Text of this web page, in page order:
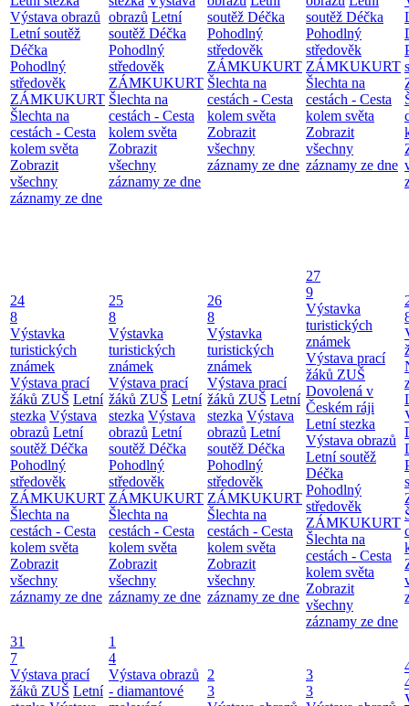
Výstava obrazů
Letní soutěž
Déčka
Pohodlný
středověk
ZÁMKUKURT
Šlechta na
cestách - Cesta
kolem světa
Zobrazit
všechny
záznamy ze dne
obrazů Letní
soutěž Déčka
Pohodlný
středověk
ZÁMKUKURT
Šlechta na
cestách - Cesta
kolem světa
Zobrazit
všechny
záznamy ze dne
soutěž Déčka
Pohodlný
středověk
ZÁMKUKURT
Šlechta na
cestách - Cesta
kolem světa
Zobrazit
všechny
záznamy ze dne
soutěž Déčka
Pohodlný
středověk
ZÁMKUKURT
Šlechta na
cestách - Cesta
kolem světa
Zobrazit
všechny
záznamy ze dne
24
8
Výstavka
turistických
známek
Výstava prací
žáků ZUŠ Letní
stezka Výstava
obrazů Letní
soutěž Déčka
Pohodlný
středověk
ZÁMKUKURT
Šlechta na
cestách - Cesta
kolem světa
Zobrazit
všechny
záznamy ze dne
25
8
Výstavka
turistických
známek
Výstava prací
žáků ZUŠ Letní
stezka Výstava
obrazů Letní
soutěž Déčka
Pohodlný
středověk
ZÁMKUKURT
Šlechta na
cestách - Cesta
kolem světa
Zobrazit
všechny
záznamy ze dne
26
8
Výstavka
turistických
známek
Výstava prací
žáků ZUŠ Letní
stezka Výstava
obrazů Letní
soutěž Déčka
Pohodlný
středověk
ZÁMKUKURT
Šlechta na
cestách - Cesta
kolem světa
Zobrazit
všechny
záznamy ze dne
27
9
Výstavka
turistických
známek
Výstava prací
žáků ZUŠ
Dovolená v
Českém ráji
Letní stezka
Výstava obrazů
Letní soutěž
Déčka
Pohodlný
středověk
ZÁMKUKURT
Šlechta na
cestách - Cesta
kolem světa
Zobrazit
všechny
záznamy ze dne
31
7
Výstava prací
žáků ZUŠ Letní
1
4
Výstava obrazů
- diamantové
2
3
3
3